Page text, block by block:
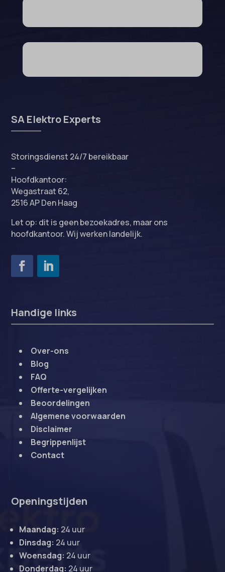
SA Elektro Experts
Storingsdienst 24/7 bereikbaar
–
Hoofdkantoor:
Wegastraat 62,
2516 AP Den Haag
Let op: dit is geen bezoekadres, maar ons
hoofdkantoor. Wij werken landelijk.
Handige links
Over-ons
Blog
FAQ
Offerte-vergelijken
Beoordelingen
Algemene voorwaarden
Disclaimer
Begrippenlijst
Contact
Openingstijden
Maandag: 24 uur
Dinsdag: 24 uur
Woensdag: 24 uur
Donderdag: 24 uur